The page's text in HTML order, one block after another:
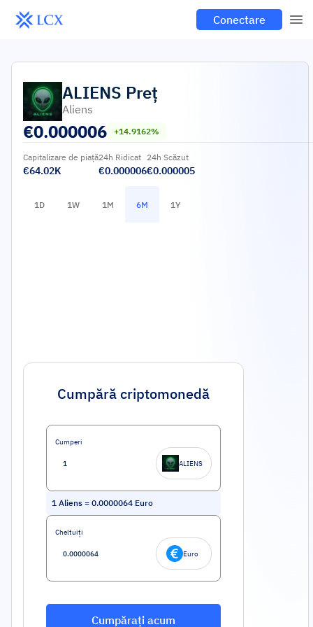
Conectare
ALIENS Preț
Aliens
€0.000006 +14.9162%
Capitalizare de piață
€64.02K
24h Ridicat
€0.000006
24h Scăzut
€0.000005
1D 1W 1M 6M 1Y
Cumpără criptomonedă
Cumperi
ALIENS
1 Aliens = 0.0000064 Euro
Cheltuiți
Euro
Cumpărați acum